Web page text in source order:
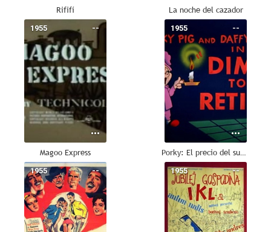
Rififí La noche del cazador
--
1955
Magoo Express
--
1955
Porky: El precio del sueño
--
1955 --
1955